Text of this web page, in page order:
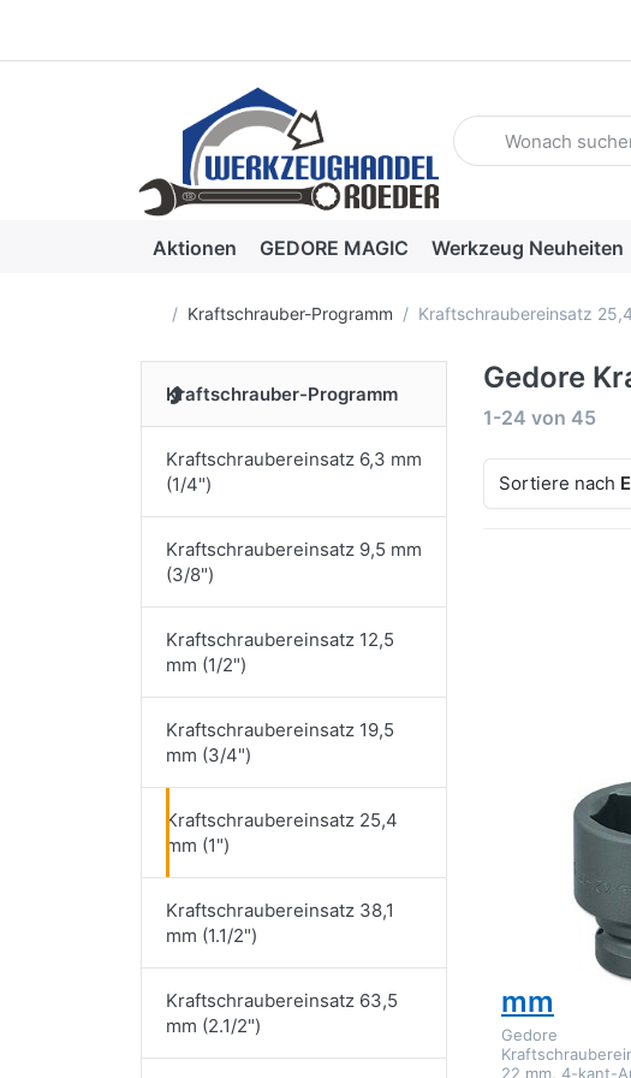
Geben Sie einen
Aktionen GEDORE MAGIC Werkzeug Neuheiten
Startseite
Kraftschrauber-Programm Kraftschraubereinsatz
Kraftschrauber-Programm
Kraftschraubereinsatz 6,3 mm
(1/4")
Kraftschraubereinsatz 9,5 mm
(3/8")
Kraftschraubereinsatz 12,5
mm (1/2")
Kraftschraubereinsatz 19,5
mm (3/4")
Kraftschraubereinsatz 25,4
mm (1")
Kraftschraubereinsatz 38,1
mm (1.1/2")
Kraftschraubereinsatz 63,5
mm (2.1/2")
Gedore
Suchergebnisse:
1-24 von 45
Sortiere nach
Zu
Gedore K
1 Zoll 6-
mm
Gedore
22 mm, 4-kant-